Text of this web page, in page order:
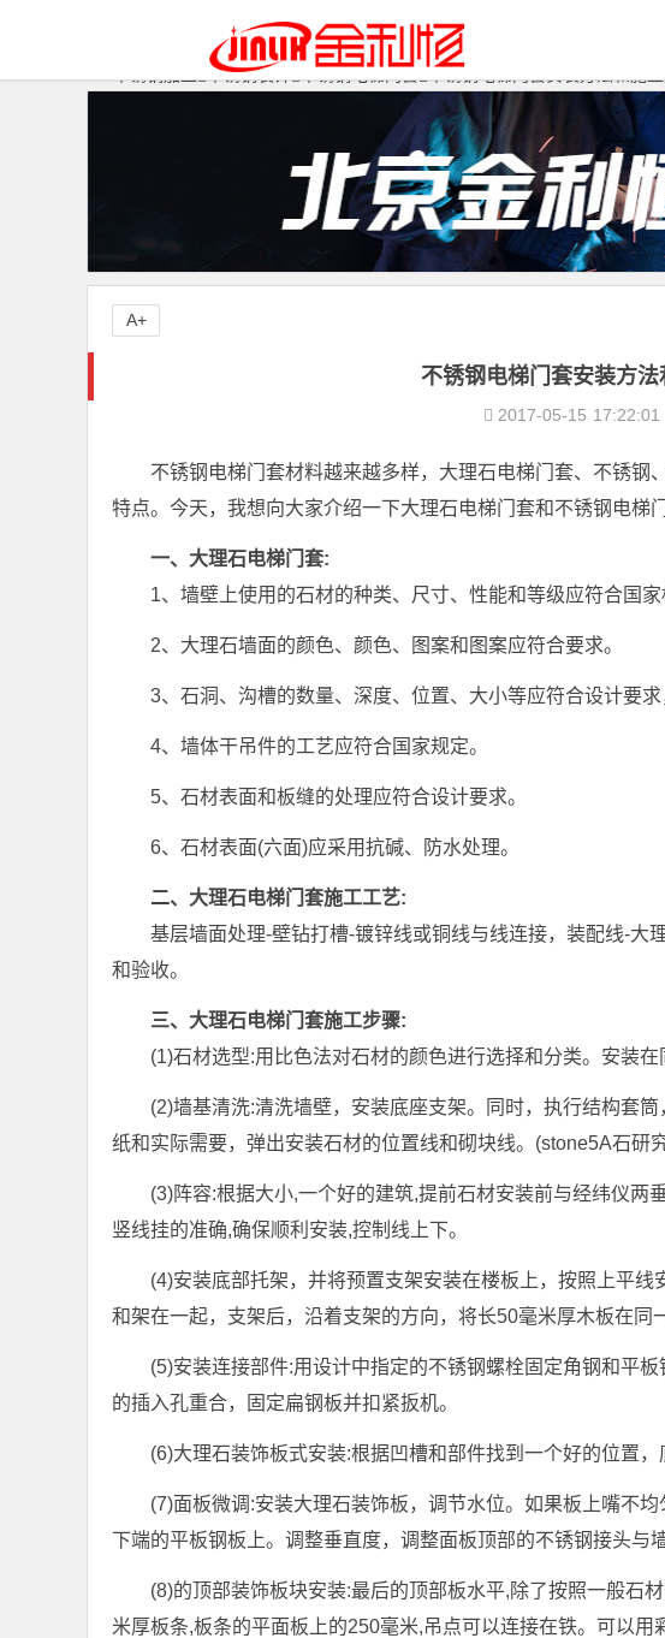
不锈钢装饰
不锈钢电梯门套安装方
2017-05-15 17:22:01
不锈钢电梯门套材料越来越多样，大理石电梯门套、不锈钢
特点。今天，我想向大家介绍一下大理石电梯门套和不锈钢电梯
一、大理石电梯门套:
1、墙壁上使用的石材的种类、尺寸、性能和等级应符合国家
2、大理石墙面的颜色、颜色、图案和图案应符合要求。
3、石洞、沟槽的数量、深度、位置、大小等应符合设计要求
4、墙体干吊件的工艺应符合国家规定。
5、石材表面和板缝的处理应符合设计要求。
6、石材表面(六面)应采用抗碱、防水处理。
二、大理石电梯门套施工工艺:
基层墙面处理-壁钻打槽-镀锌线或铜线与线连接，装配线-大
和验收。
三、大理石电梯门套施工步骤:
(1)石材选型:用比色法对石材的颜色进行选择和分类。安装在
(2)墙基清洗:清洗墙壁，安装底座支架。同时，执行结构套
纸和实际需要，弹出安装石材的位置线和砌块线。(stone5A石研
(3)阵容:根据大小,一个好的建筑,提前石材安装前与经纬仪两
竖线挂的准确,确保顺利安装,控制线上下。
(4)安装底部托架，并将预置支架安装在楼板上，按照上平
和架在一起，支架后，沿着支架的方向，将长50毫米厚木板在同
(5)安装连接部件:用设计中指定的不锈钢螺栓固定角钢和平
的插入孔重合，固定扁钢板并扣紧扳机。
(6)大理石装饰板式安装:根据凹槽和部件找到一个好的位置，
(7)面板微调:安装大理石装饰板，调节水位。如果板上嘴不
下端的平板钢板上。调整垂直度，调整面板顶部的不锈钢接头与
(8)的顶部装饰板块安装:最后的顶部板水平,除了按照一般石
米厚板条,板条的平面板上的250毫米,吊点可以连接在铁。可以
A+